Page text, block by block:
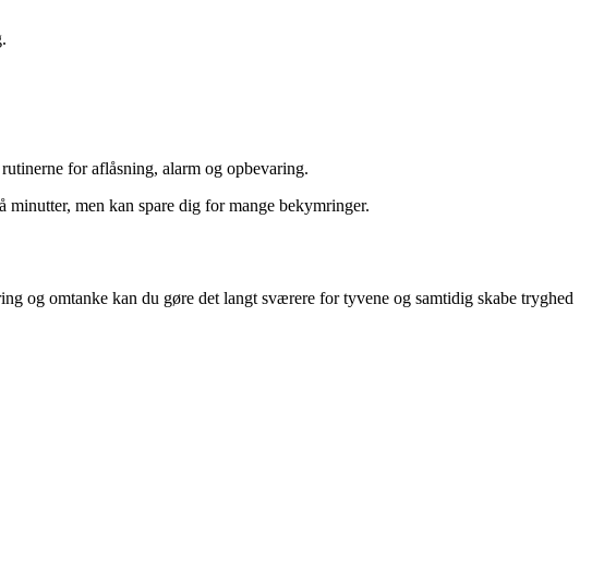
for aflåsning, alarm og opbevaring.
men kan spare dig for mange bekymringer.
og omtanke kan du gøre det langt sværere for tyvene og samtidig skabe tryghed